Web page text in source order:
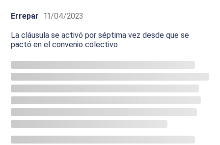
Errepar 11/04/2023
La cláusula se activó por séptima vez desde que se
pactó en el convenio colectivo